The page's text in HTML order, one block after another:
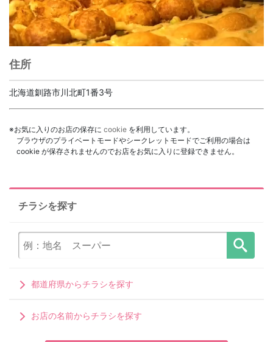
住所
北海道釧路市川北町1番3号
※お気に入りのお店の保存に cookie を利用しています。
ブラウザのプライベートモードやシークレットモードでご利用の場合は
cookie が保存されませんのでお店をお気に入りに登録できません。
チラシを探す
都道府県からチラシを探す
お店の名前からチラシを探す